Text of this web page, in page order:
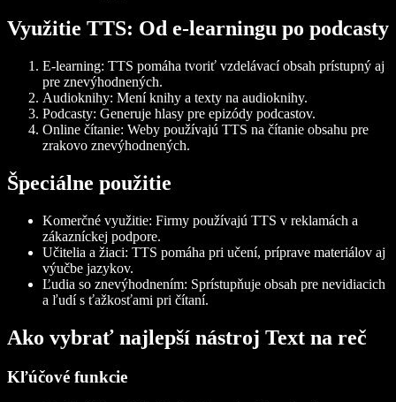
Využitie TTS: Od e‑learningu po podcasty
E-learning: TTS pomáha tvoriť vzdelávací obsah prístupný aj
pre znevýhodnených.
Audioknihy: Mení knihy a texty na audioknihy.
Podcasty: Generuje hlasy pre epizódy podcastov.
Online čítanie: Weby používajú TTS na čítanie obsahu pre
zrakovo znevýhodnených.
Špeciálne použitie
Komerčné využitie: Firmy používajú TTS v reklamách a
zákazníckej podpore.
Učitelia a žiaci: TTS pomáha pri učení, príprave materiálov aj
výučbe jazykov.
Ľudia so znevýhodnením: Sprístupňuje obsah pre nevidiacich
a ľudí s ťažkosťami pri čítaní.
Ako vybrať najlepší nástroj Text na reč
Kľúčové funkcie